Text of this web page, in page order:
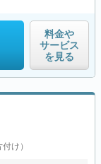
料金や
サービス
を見る
け）